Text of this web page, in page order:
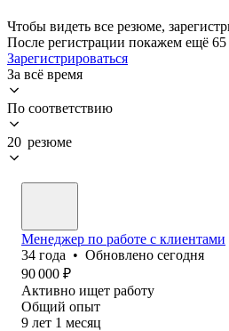
Чтобы видеть все резюме,
После регистрации покажем ещё
Зарегистрироваться
За всё время
По соответствию
20 резюме
Менеджер по работе с клиентами
34 года • Обновлено сегодня
90 000 ₽
Активно ищет работу
Общий опыт
9 лет 1 месяц